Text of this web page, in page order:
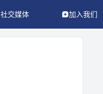
社交媒体 加入我们